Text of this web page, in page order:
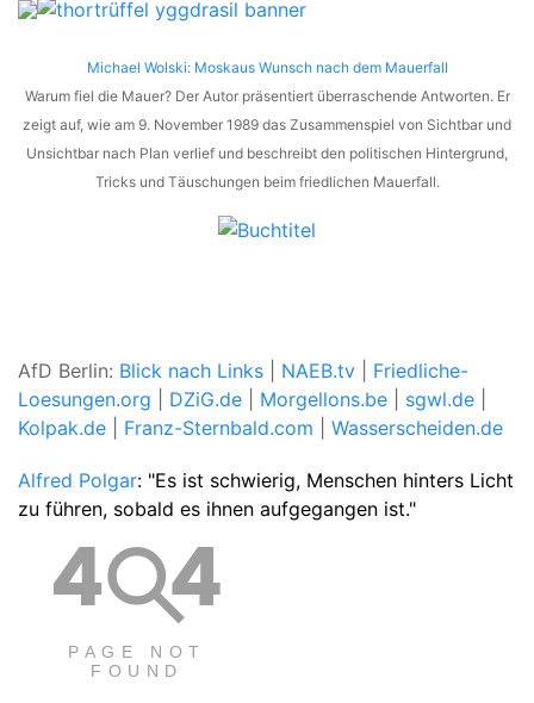
Michael Wolski: Moskaus Wunsch nach dem Mauerfall
Warum fiel die Mauer? Der Autor präsentiert überraschende Antworten. Er
zeigt auf, wie am 9. November 1989 das Zusammenspiel von Sichtbar und
Unsichtbar nach Plan verlief und beschreibt den politischen Hintergrund,
Tricks und Täuschungen beim friedlichen Mauerfall.
AfD Berlin: Blick nach Links NAEB.tv
Friedliche-
Loesungen.org
DZiG.de Morgellons.be sgwl.de
Kolpak.de
Franz-Sternbald.com Wasserscheiden.de
Alfred Polgar: "Es ist schwierig, Menschen hinters Licht
zu führen, sobald es ihnen aufgegangen ist."